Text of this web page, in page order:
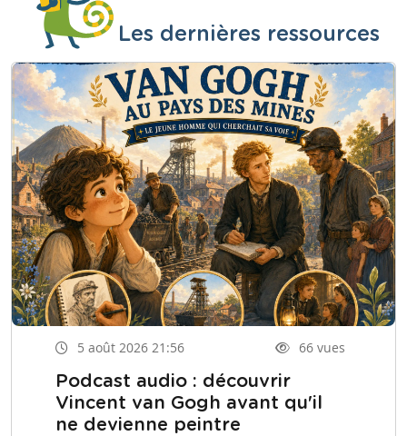
Les dernières ressources
5 août 2026 21:56 66 vues
Podcast audio : découvrir
Vincent van Gogh avant qu'il
ne devienne peintre